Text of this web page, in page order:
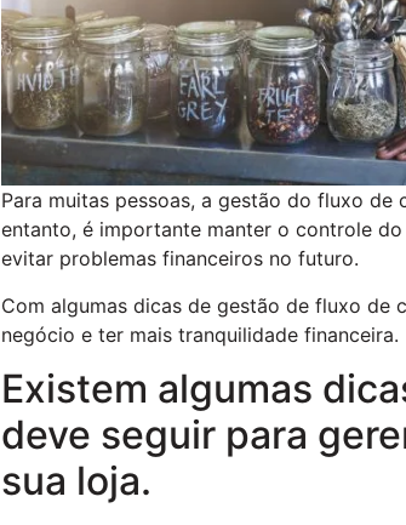
Para muitas pessoas, a gestão do fluxo
entanto, é importante manter o controle
evitar problemas financeiros no futuro.
Com algumas dicas de gestão de fluxo de
negócio e ter mais tranquilidade financeira.
Existem algumas
deve seguir para
sua loja.